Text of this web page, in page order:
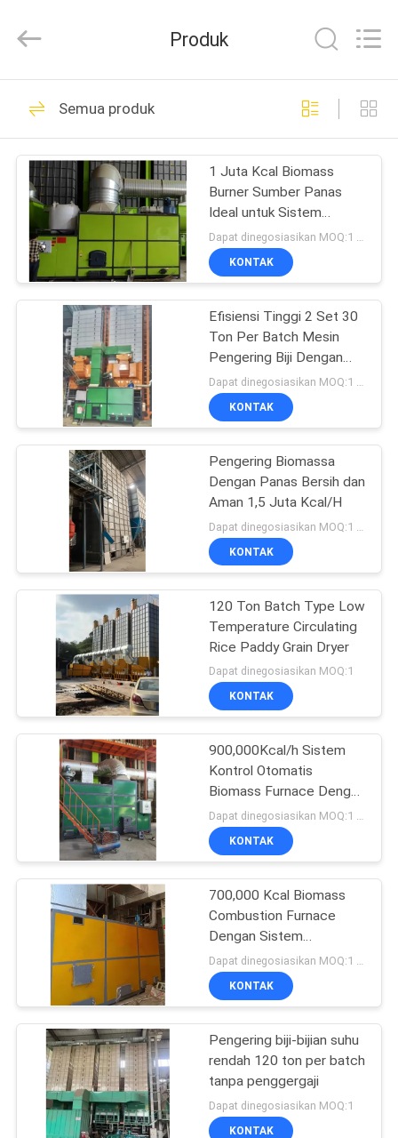
RUMAH
PRODUK
TENTANG
KAMI
TUR
PABRIK
KONTROL
KUALITAS
HUBUNGI
BERITA
PERMINTAAN
PENAWARAN
SITEMAP
KEBIJAKAN
PRIBADI
Reserved.
Pengering Gandum
Padi
51
Batch Grain Dryer
56
Pengering Gandum
Kecil
21
Mixed Flow Dryer
34
Beredar Pengering
Gandum
13
Portable Grain Dryer
24
Produk
Semua produk
1 Juta Kcal Biomass
Burner Sumber Panas
Ideal untuk Sistem
Pengeringan Biji
Dapat dinegosiasikan MOQ:1 set
KONTAK
Efisiensi Tinggi 2 Set 30
Ton Per Batch Mesin
Pengering Biji Dengan
Biomass Furnace
KONTAK
Pengering Biomassa
Dengan Panas Bersih dan
Aman 1,5 Juta Kcal/H
KONTAK
120 Ton Batch Type Low
Temperature Circulating
Rice Paddy Grain Dryer
Dapat dinegosiasikan MOQ:1
KONTAK
900,000Kcal/h Sistem
Kontrol Otomatis
Biomass Furnace Dengan
Bahan Bakar Biomass
Dapat dinegosiasikan MOQ:1 set
KONTAK
700,000 Kcal Biomass
Combustion Furnace
Dengan Sistem
Pemisahan Debu
KONTAK
Pengering biji-bijian suhu
rendah 120 ton per batch
tanpa penggergaji
Dapat dinegosiasikan MOQ:1
KONTAK